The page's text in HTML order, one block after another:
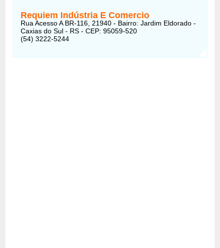
Requiem Indústria E Comercio
Rua Acesso A BR-116, 21940 - Bairro: Jardim Eldorado -
Caxias do Sul - RS - CEP: 95059-520
(54) 3222-5244